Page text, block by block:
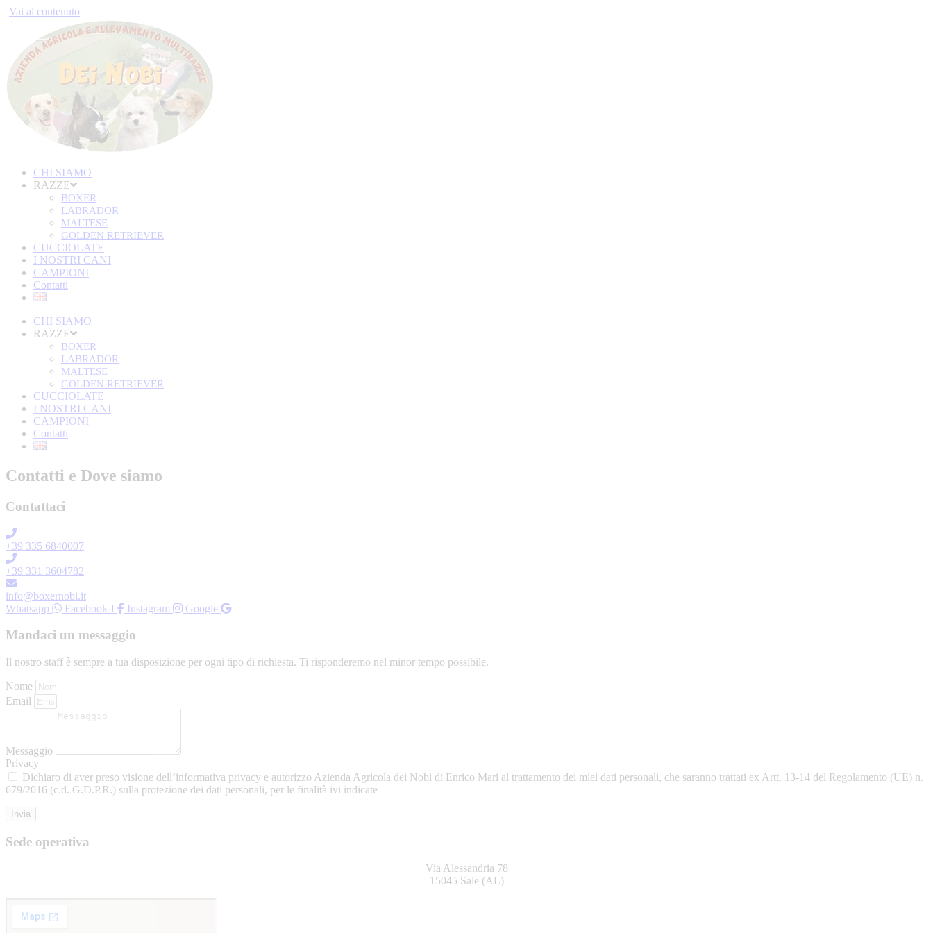
Vai al contenuto
CHI SIAMO
RAZZE
BOXER
LABRADOR
MALTESE
GOLDEN RETRIEVER
CUCCIOLATE
I NOSTRI CANI
CAMPIONI
Contatti
CHI SIAMO
RAZZE
BOXER
LABRADOR
MALTESE
GOLDEN RETRIEVER
CUCCIOLATE
I NOSTRI CANI
CAMPIONI
Contatti
Contatti e Dove siamo
Contattaci
+39 335 6840007
+39 331 3604782
info@boxernobi.it
Whatsapp
Facebook-f Instagram Google
Mandaci un messaggio
Il nostro staff è sempre a tua disposizione per ogni tipo di richiesta. Ti risponderemo nel minor tempo possibile.
Nome
Email
Messaggio
Privacy
Dichiaro di aver preso visione dell’informativa privacy e autorizzo Azienda Agricola dei Nobi di Enrico Mari al trattamento dei miei dati personali, che saranno trattati ex Artt. 13-14 del Regolamento (UE) n.
679/2016 (c.d. G.D.P.R.) sulla protezione dei dati personali, per le finalità ivi indicate
Invia
Sede operativa
Via Alessandria 78
15045 Sale (AL)